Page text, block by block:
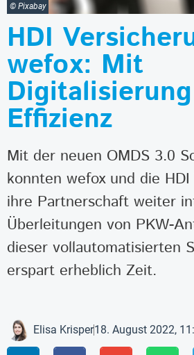
© Pixabay
HDI
wefox: Mit
Effizienz
Mit der neuen OMDS 3.0
konnten wefox und die
ihre Partnerschaft weiter
Überleitungen von PKW-
dieser vollautomatisierten
erspart erheblich Zeit.
Elisa Krisper18. August 2022,